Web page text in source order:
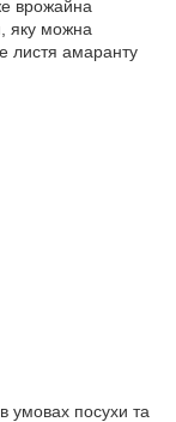
врожайна
яку можна
листя амаранту
умовах посухи та